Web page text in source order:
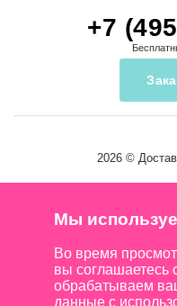
+7
2026 ©
Мы
Во время
вы соглашаетесь
обрабатываем
данные с